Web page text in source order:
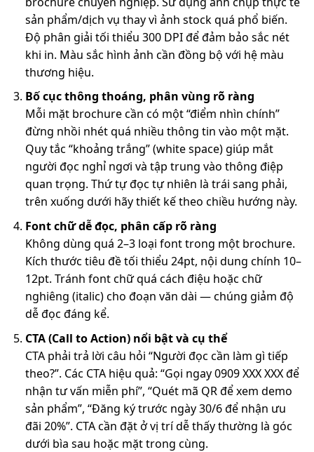
sản phẩm/dịch vụ thay vì ảnh stock quá phổ biến.
Độ phân giải tối thiểu 300 DPI để đảm bảo sắc nét
khi in. Màu sắc hình ảnh cần đồng bộ với hệ màu
thương hiệu.
Bố cục thông thoáng, phân vùng rõ ràng
Mỗi mặt brochure cần có một “điểm nhìn chính”
đừng nhồi nhét quá nhiều thông tin vào một mặt.
Quy tắc “khoảng trắng” (white space) giúp mắt
người đọc nghỉ ngơi và tập trung vào thông điệp
quan trọng. Thứ tự đọc tự nhiên là trái sang phải,
trên xuống dưới hãy thiết kế theo chiều hướng này.
Font chữ dễ đọc, phân cấp rõ ràng
Không dùng quá 2–3 loại font trong một brochure.
Kích thước tiêu đề tối thiểu 24pt, nội dung chính 10–
12pt. Tránh font chữ quá cách điệu hoặc chữ
nghiêng (italic) cho đoạn văn dài — chúng giảm độ
dễ đọc đáng kể.
CTA (Call to Action) nổi bật và cụ thể
CTA phải trả lời câu hỏi “Người đọc cần làm gì tiếp
theo?”. Các CTA hiệu quả: “Gọi ngay 0909 XXX XXX để
nhận tư vấn miễn phí”, “Quét mã QR để xem demo
sản phẩm”, “Đăng ký trước ngày 30/6 để nhận ưu
đãi 20%”. CTA cần đặt ở vị trí dễ thấy thường là góc
dưới bìa sau hoặc mặt trong cùng.